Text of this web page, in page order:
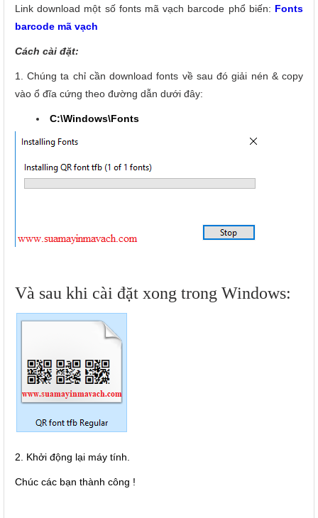
Link download một số fonts mã vạch barcode phổ biến: Fonts
barcode mã vạch
Cách cài đặt:
1. Chúng ta chỉ cần download fonts về sau đó giải nén & copy
vào ổ đĩa cứng theo đường dẫn dưới đây:
C:\Windows\Fonts
Và sau khi cài đặt xong trong Windows:
2. Khởi động lại máy tính.
Chúc các bạn thành công !